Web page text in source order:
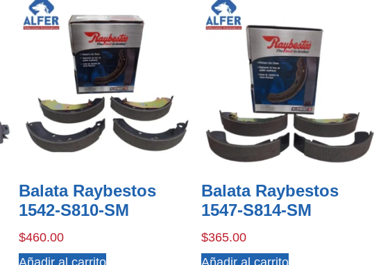
Balata Raybestos
1542-S810-SM
$460.00
Añadir al carrito
Balata Raybestos
1547-S814-SM
$365.00
Añadir al carrito